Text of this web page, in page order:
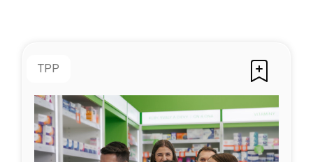
TPP